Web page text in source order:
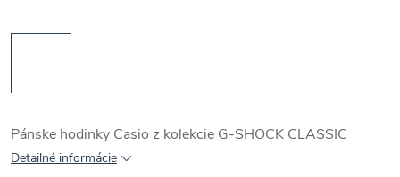
Pánske hodinky Casio z kolekcie G-SHOCK CLASSIC
Detailné informácie